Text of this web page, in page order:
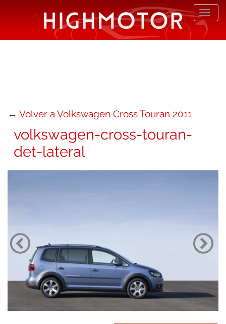
← Volver a Volkswagen Cross Touran 2011
volkswagen-cross-touran-
det-lateral